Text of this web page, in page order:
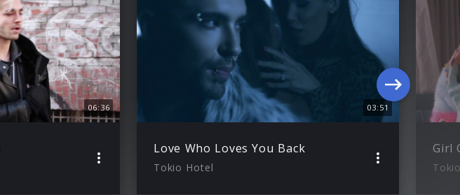
06:36 03:51
Love Who Loves You Back
Tokio Hotel
Girl